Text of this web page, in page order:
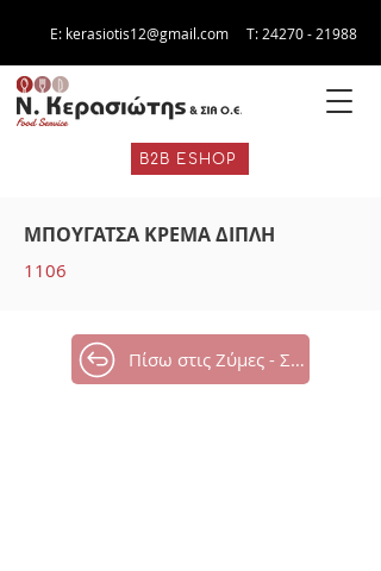
E: kerasiotis12@gmail.com Τ: 24270 - 21988
B2B ESHOP
ΜΠΟΥΓΑΤΣΑ ΚΡΕΜΑ ΔΙΠΛΗ
1106
Πίσω στις Ζύμες - Σφολιάτες